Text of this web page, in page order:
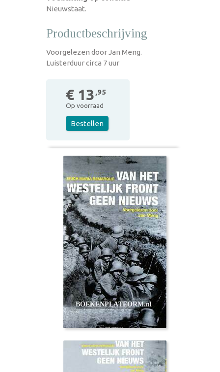
Nieuwstaat.
Productbeschrijving
Voorgelezen door Jan Meng.
Luisterduur circa 7 uur
€ 13 ,95
Op voorraad
Bestellen